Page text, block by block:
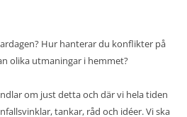
Hur hanterar du konflikter på
olika utmaningar i hemmet?
om just detta och där vi hela tiden
tankar, råd och idéer. Vi ska